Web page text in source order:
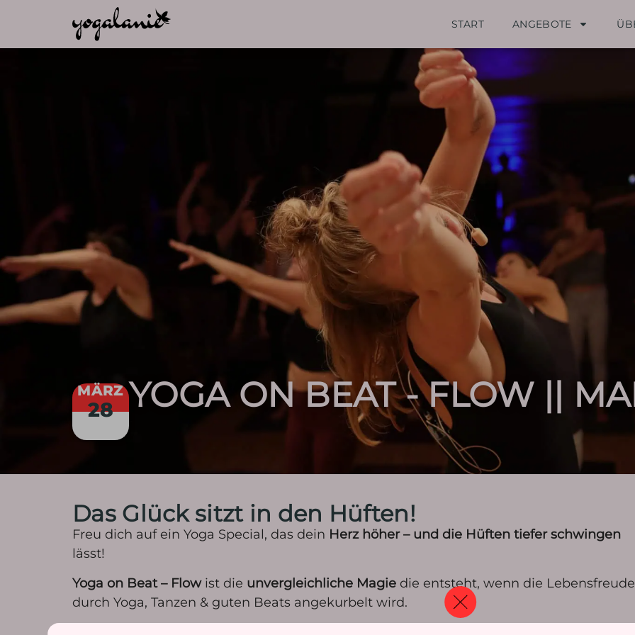
START ANGEBOTE
YOGA ON BEAT - FLOW ||
MÄRZ
28
Das Glück sitzt in den Hüften!
Freu dich auf ein Yoga Special, das dein Herz höher – und die Hüften tiefer schwingen
lässt!
Yoga on Beat – Flowist die unvergleichliche Magie die entsteht, wenn die Lebensfreude
durch Yoga, Tanzen & guten Beats angekurbelt wird.